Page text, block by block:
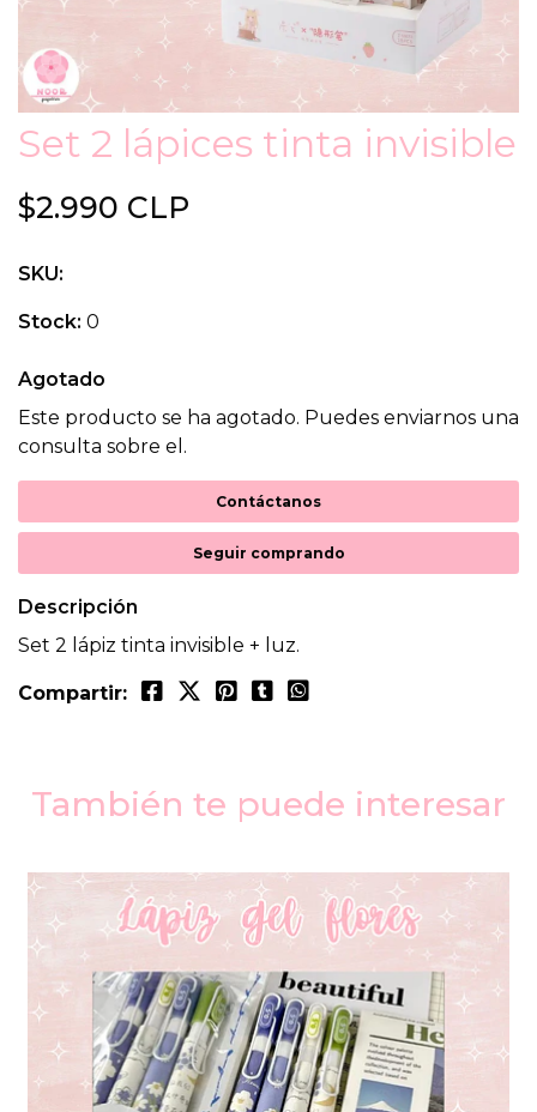
Set 2 lápices tinta invisible
$2.990 CLP
SKU:
Stock: 0
Agotado
Este producto se ha agotado. Puedes enviarnos una
consulta sobre el.
Contáctanos
Seguir comprando
Descripción
Set 2 lápiz tinta invisible + luz.
Compartir:
También te puede interesar